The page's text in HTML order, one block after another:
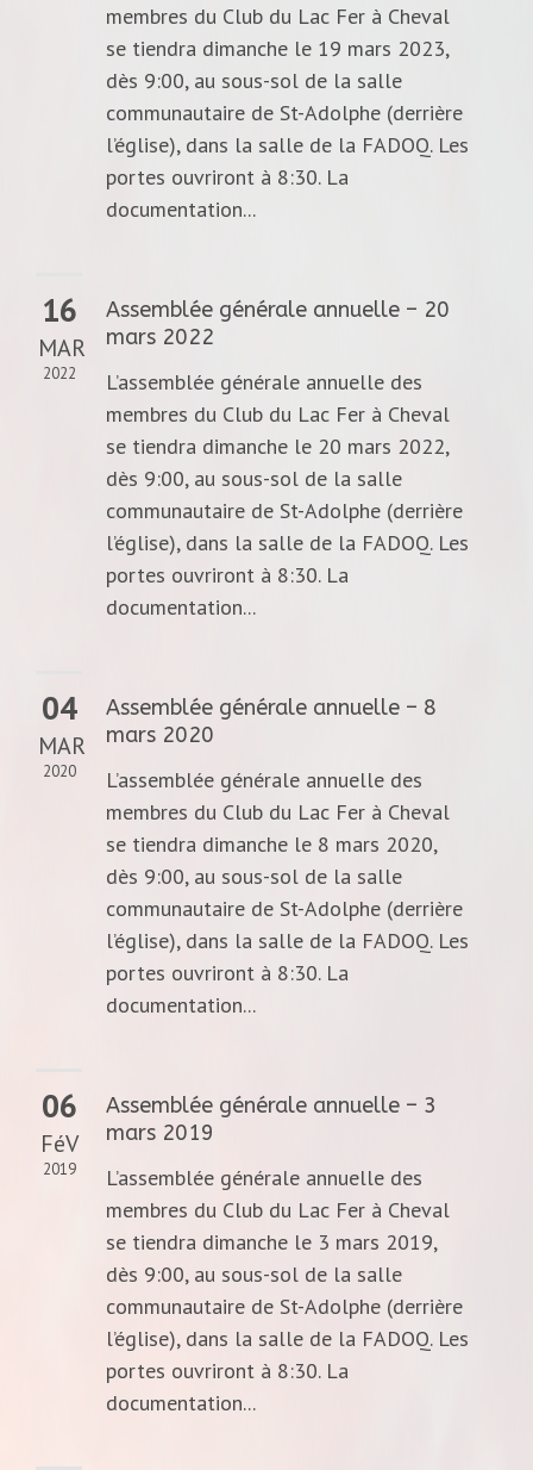
membres du Club du Lac Fer à Cheval
se tiendra dimanche le 19 mars 2023,
dès 9:00, au sous-sol de la salle
communautaire de St-Adolphe (derrière
l’église), dans la salle de la FADOQ. Les
portes ouvriront à 8:30. La
documentation...
16
MAR
2022
Assemblée générale annuelle – 20
mars 2022
L’assemblée générale annuelle des
membres du Club du Lac Fer à Cheval
se tiendra dimanche le 20 mars 2022,
dès 9:00, au sous-sol de la salle
communautaire de St-Adolphe (derrière
l’église), dans la salle de la FADOQ. Les
portes ouvriront à 8:30. La
documentation...
04
MAR
2020
Assemblée générale annuelle – 8
mars 2020
L’assemblée générale annuelle des
membres du Club du Lac Fer à Cheval
se tiendra dimanche le 8 mars 2020,
dès 9:00, au sous-sol de la salle
communautaire de St-Adolphe (derrière
l’église), dans la salle de la FADOQ. Les
portes ouvriront à 8:30. La
documentation...
06
FéV
2019
Assemblée générale annuelle – 3
mars 2019
L’assemblée générale annuelle des
membres du Club du Lac Fer à Cheval
se tiendra dimanche le 3 mars 2019,
dès 9:00, au sous-sol de la salle
communautaire de St-Adolphe (derrière
l’église), dans la salle de la FADOQ. Les
portes ouvriront à 8:30. La
documentation...